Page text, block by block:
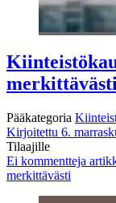
merkittävästi
Pääkategoria
Kirjoitettu 6.
Tilaajille
Ei kommentteja
merkittävästi